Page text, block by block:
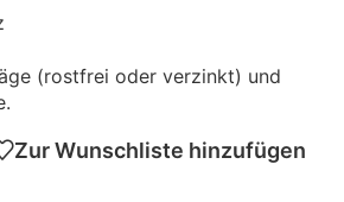
(rostfrei oder verzinkt) und
Zur Wunschliste hinzufügen